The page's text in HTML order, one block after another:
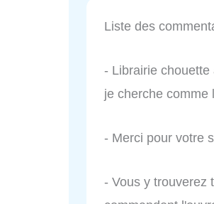
Liste des
- Librairie
je cherche comme
- Merci pour votre
- Vous y trouverez